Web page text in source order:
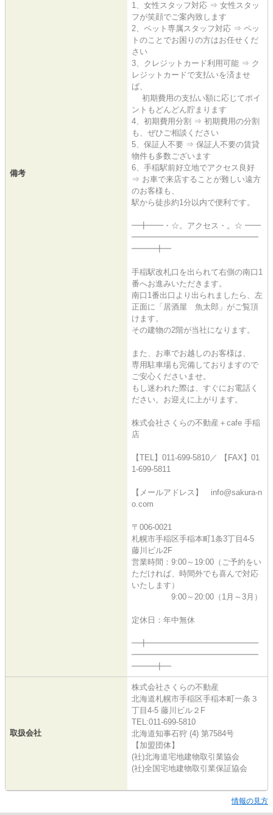
備考
1、女性スタッフ対応 ⇒ 女性スタッ
フが笑顔でご案内致します
2、ペット専属スタッフ対応 ⇒ ペッ
トのことでお困りの方はお任せくだ
さい
3、クレジットカード利用可能 ⇒ ク
レジットカードで支払いを済ませ
ば、
初期費用の支払い額に応じてポイ
ントもどんどん貯まります
4、初期費用分割 ⇒ 初期費用の分割
も、ぜひご相談ください
5、保証人不要 ⇒ 保証人不要の賃貸
物件も多数ございます
6、手稲駅前好立地でアクセス良好
⇒ お車で来店することが難しい遠方
のお客様も、
駅から徒歩約1分以内で便利です。
━╋━━・☆。アクセス・。☆ ━━
━━━━━━━━━━━━━━━━
━━━╋━
手稲駅改札口を出られて右側の南口1
番へお進みいただきます。
南口1番出口より出られましたら、左
正面に「居酒屋 魚太郎」がご覧頂
けます。
その建物の2階が当社になります。
また、お車でお越しのお客様は、
専用駐車場も完備しておりますので
ご安心くださいませ。
もし迷われた際は、すぐにお電話く
ださい。お迎えに上がります。
株式会社さくらの不動産＋cafe 手稲
店
【TEL】011-699-5810／ 【FAX】01
1-699-5811
【メールアドレス】 info@sakura-n
o.com
〒006-0021
札幌市手稲区手稲本町1条3丁目4-5
藤川ビル2F
営業時間：9:00～19:00（ご予約をい
ただければ、時間外でも喜んで対応
いたします）
9:00～20:00（1月～3月）
定休日：年中無休
━╋━━━━━━━━━━━━━━
━━━━━━━━━━━━━━━━
━━━╋━
取扱会社
株式会社さくらの不動産
北海道札幌市手稲区手稲本町一条３
丁目4-5 藤川ビル２F
TEL:011-699-5810
北海道知事石狩 (4) 第7584号
【加盟団体】
(社)北海道宅地建物取引業協会
(社)全国宅地建物取引業保証協会
情報の見方